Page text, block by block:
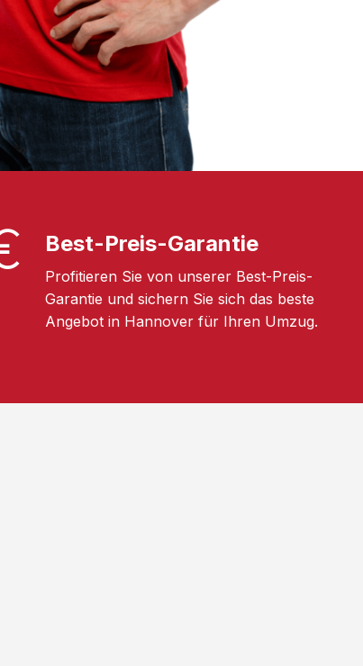
Best-Preis-Garantie
Profitieren Sie von unserer Best-Preis-
Garantie und sichern Sie sich das beste
Angebot in Hannover für Ihren Umzug.